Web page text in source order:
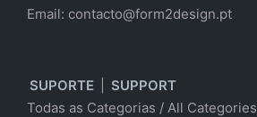
Email: contacto@form2design.pt
SUPORTE
SUPPORT
Todas as Categorias / All Categories